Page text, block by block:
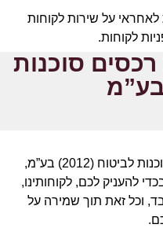
לאחראי על שירות לקוחות
לקוחות.
את אמנת השירות
מעת לעת, ובכפוף לכל דין.
סוכנות
אנו, עובדי ומנהלי חברת לחמי סוכנות לביטוח (2012) בע”מ,
להעניק לכם, לקוחותינו,
וכל זאת תוך שמירה על